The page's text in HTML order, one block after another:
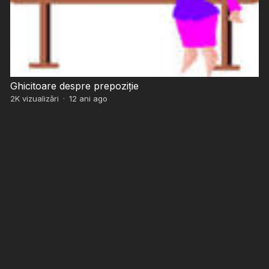
Ghicitoare despre prepoziție
2Kvizualizări · 12 ani ago